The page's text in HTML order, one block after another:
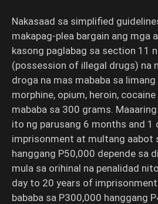
Nakasaad sa simplified
makapag-plea bargain ang mga
kasong paglabag sa section 11
(possession of illegal drugs) na
droga na mas mababa sa
morphine, opium, heroin,
mababa sa 300 grams.
ito ng parusang 6 months and 1
imprisonment at multang aabot
hanggang P50,000 depende sa
mula sa orihinal na penalidad
day to 20 years of
bababa sa P300,000 hanggang